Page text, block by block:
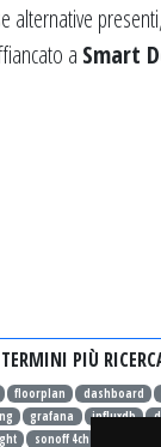
a Smart
TERMINI PIÙ
floorplan dashboard
grafana influxdb
sonoff 4ch